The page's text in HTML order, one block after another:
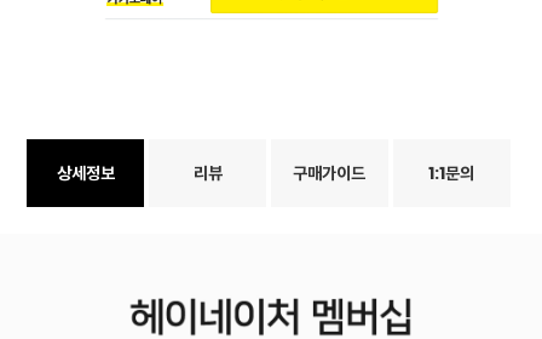
상세정보 리뷰 구매가이드 1:1문의